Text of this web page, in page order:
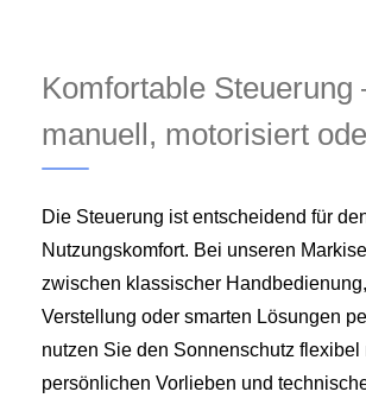
Komfortable
manuell, motorisiert
Die Steuerung ist entscheidend für
Nutzungskomfort. Bei unseren
zwischen klassischer
Verstellung oder smarten Lösungen
nutzen Sie den Sonnenschutz flexibel
persönlichen Vorlieben und